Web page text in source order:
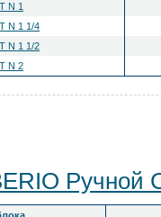
N 1
N 1 1/4
N 1 1/2
N 2
Ручной